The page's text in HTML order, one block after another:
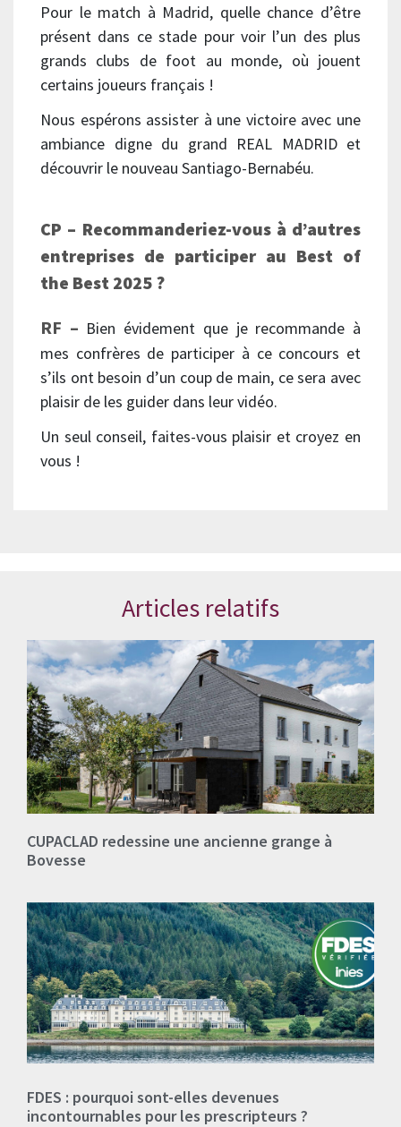
Pour le match à Madrid, quelle chance d’être
présent dans ce stade pour voir l’un des plus
grands clubs de foot au monde, où jouent
certains joueurs français !
Nous espérons assister à une victoire avec une
ambiance digne du grand REAL MADRID et
découvrir le nouveau Santiago-Bernabéu.
CP – Recommanderiez-vous à d’autres
entreprises de participer au Best of
the Best 2025 ?
RF – Bien évidement que je recommande à
mes confrères de participer à ce concours et
s’ils ont besoin d’un coup de main, ce sera avec
plaisir de les guider dans leur vidéo.
Un seul conseil, faites-vous plaisir et croyez en
vous !
Articles relatifs
CUPACLAD redessine une ancienne grange à
Bovesse
FDES : pourquoi sont-elles devenues
incontournables pour les prescripteurs ?